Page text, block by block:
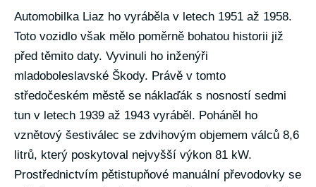
Automobilka Liaz ho vyráběla v letech 1951 až 1958.
Toto vozidlo však mělo poměrně bohatou historii již
před těmito daty. Vyvinuli ho inženýři
mladoboleslavské Škody. Právě v tomto
středočeském městě se náklaďák s nosností sedmi
tun v letech 1939 až 1943 vyráběl. Poháněl ho
vznětový šestiválec se zdvihovým objemem válců 8,6
litrů, který poskytoval nejvyšší výkon 81 kW.
Prostřednictvím pětistupňové manuální převodovky se